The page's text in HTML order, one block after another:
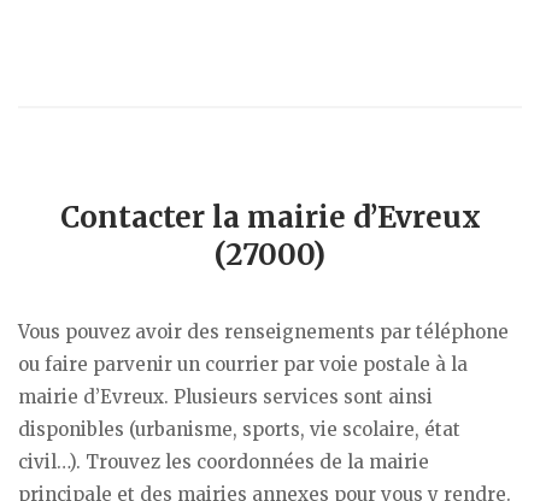
Contacter la mairie d’Evreux
(27000)
Vous pouvez avoir des renseignements par téléphone
ou faire parvenir un courrier par voie postale à la
mairie d’Evreux. Plusieurs services sont ainsi
disponibles (urbanisme, sports, vie scolaire, état
civil…). Trouvez les coordonnées de la mairie
principale et des mairies annexes pour vous y rendre.